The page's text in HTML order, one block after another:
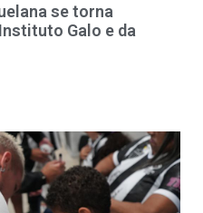
se torna
Galo e da